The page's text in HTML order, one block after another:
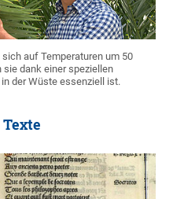
auf Temperaturen um 50
sie dank einer speziellen
der Wüste essenziell ist.